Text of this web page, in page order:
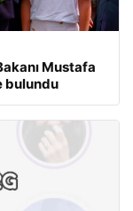
Mustafa
bulundu